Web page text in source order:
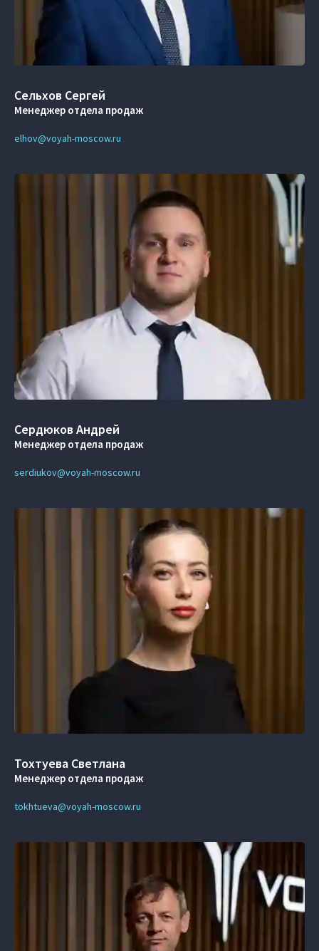
Сельхов Сергей
Менеджер отдела продаж
elhov@voyah-moscow.ru
Сердюков Андрей
Менеджер отдела продаж
serdiukov@voyah-moscow.ru
Тохтуева Светлана
Менеджер отдела продаж
tokhtueva@voyah-moscow.ru